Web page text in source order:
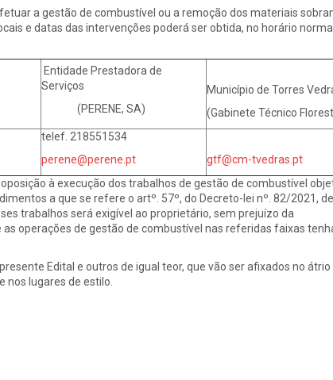
a gestão de combustível ou a remoção dos materiais
e datas das intervenções poderá ser obtida, no horário
Entidade Prestadora de
Serviços
(PERENE, SA)
Município de Torres
(Gabinete Técnico
telef. 218551534
perene@perene.pt
gtf@cm-tvedras.pt
oposição à execução dos trabalhos de gestão de combustível
a que se refere o artº. 57º, do Decreto-lei nº. 82/2021,
trabalhos será exigível ao proprietário, sem prejuízo da
operações de gestão de combustível nas referidas faixas
Edital e outros de igual teor, que vão ser afixados no átrio
nos lugares de estilo.